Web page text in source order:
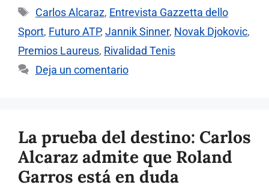
Etiquetas
Carlos Alcaraz, Entrevista Gazzetta dello
Sport, Futuro ATP, Jannik Sinner, Novak Djokovic,
Premios Laureus, Rivalidad Tenis
Deja un comentario
La prueba del destino: Carlos
Alcaraz admite que Roland
Garros está en duda